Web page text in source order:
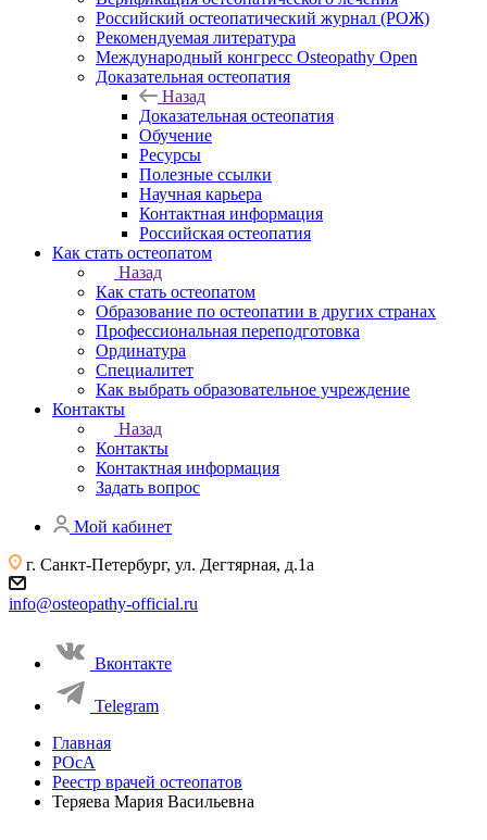
Российский остеопатический журнал (РОЖ)
Рекомендуемая литература
Международный конгресс Osteopathy Open
Доказательная остеопатия
Назад
Доказательная остеопатия
Обучение
Ресурсы
Полезные ссылки
Научная карьера
Контактная информация
Российская остеопатия
Как стать остеопатом
Назад
Как стать остеопатом
Образование по остеопатии в других странах
Профессиональная переподготовка
Ординатура
Специалитет
Как выбрать образовательное учреждение
Контакты
Назад
Контакты
Контактная информация
Задать вопрос
Мой кабинет
г. Санкт-Петербург, ул. Дегтярная, д.1а
info@osteopathy-official.ru
Вконтакте
Telegram
Главная
РОсА
Реестр врачей остеопатов
Теряева Мария Васильевна